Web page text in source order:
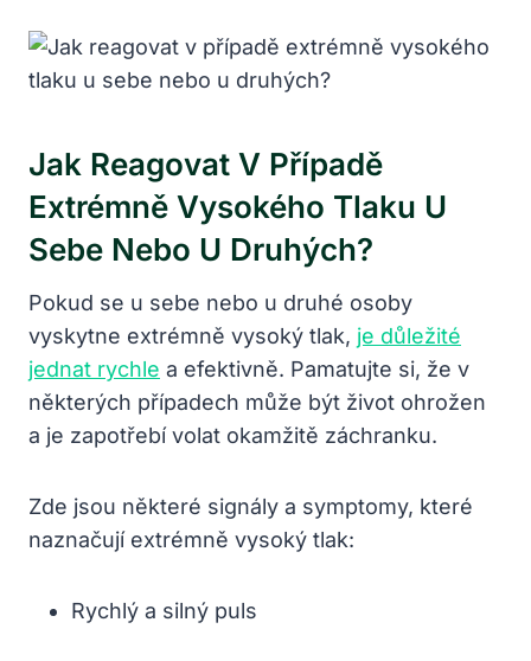
Jak Reagovat V Případě
Extrémně Vysokého Tlaku U
Sebe Nebo U Druhých?
Pokud se u sebe nebo u druhé osoby
vyskytne extrémně vysoký tlak, je důležité
jednat rychle a efektivně. Pamatujte si, že v
některých případech může být život ohrožen
a je zapotřebí volat okamžitě záchranku.
Zde jsou některé signály a symptomy, které
naznačují extrémně vysoký tlak:
Rychlý a silný puls